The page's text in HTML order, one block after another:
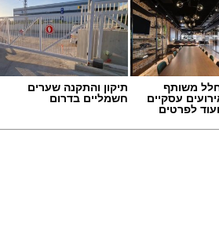
משותף
עסקיים
לפרטים
תיקון והתקנה שערים
חשמליים בדרום